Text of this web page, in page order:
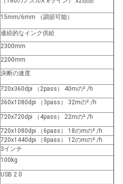
15mm/6mm （調節可能）
連続的なインク供給
2300mm
2200mm
決断の速度
720x360dpi （2pass） 40mの²/h
360x1080dpi （3pass） 32mの²/h
720x720dpi （4pass） 22mの²/h
720x1080dpi （6pass） 18のmの²/h
720x1440dpi （8pass） 12のmの²/h
3インチ
100kg
USB 2.0